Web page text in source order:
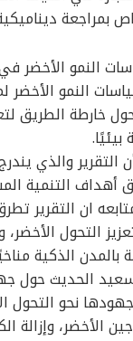
بمراجعة
النمو
خارطة الطريق
والذي
أهداف التنمية
مصر 2030، متابعه
التحول
بالمدن الذكية
الحديث حول
نحو التحول
الأخضر، وإزالة